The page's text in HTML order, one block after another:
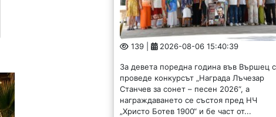
139 | 2026-08-06 15:40:39
За девета поредна година във Вършец
проведе конкурсът „Награда Лъчезар
Станчев за сонет – песен 2026“, а
награждаването се състоя пред НЧ
„Христо Ботев 1900“ и бе част от...